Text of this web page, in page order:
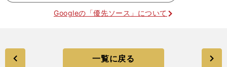
Googleの「優先ソース」について
一覧に戻る